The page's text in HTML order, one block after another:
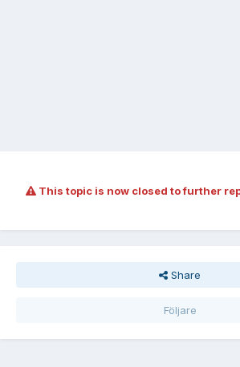
This topic is now closed to further
Share
Följare